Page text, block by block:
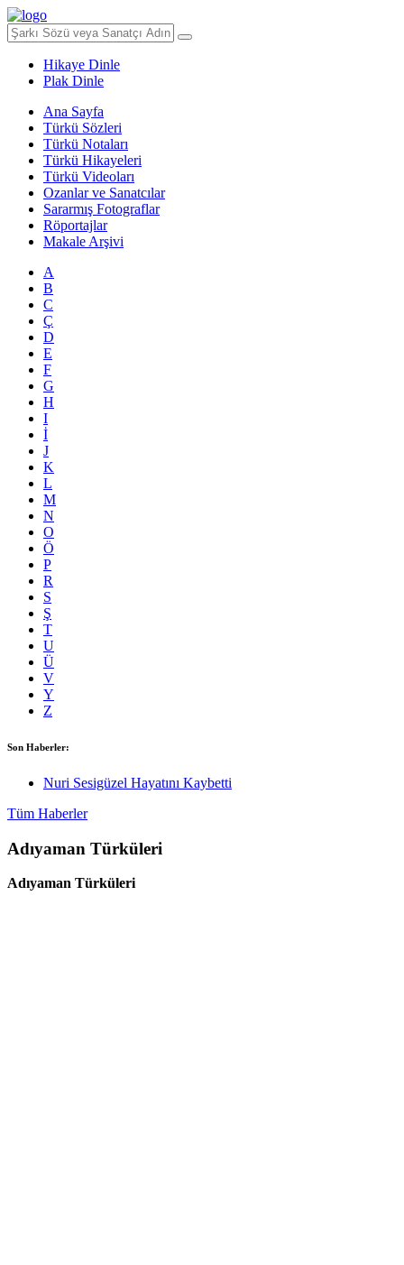
Hikaye Dinle
Plak Dinle
Ana Sayfa
Türkü Sözleri
Türkü Notaları
Türkü Hikayeleri
Türkü Videoları
Ozanlar ve Sanatcılar
Sararmış Fotograflar
Röportajlar
Makale Arşivi
A
B
C
Ç
D
E
F
G
H
I
İ
J
K
L
M
N
O
Ö
P
R
S
Ş
T
U
Ü
V
Y
Z
Son Haberler:
Nuri Sesigüzel Hayatını Kaybetti
Tüm Haberler
Adıyaman Türküleri
Adıyaman Türküleri